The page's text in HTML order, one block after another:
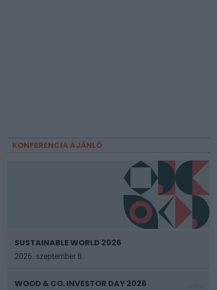
KONFERENCIA AJÁNLÓ
SUSTAINABLE WORLD 2026
2026. szeptember 8.
WOOD & CO. INVESTOR DAY 2026